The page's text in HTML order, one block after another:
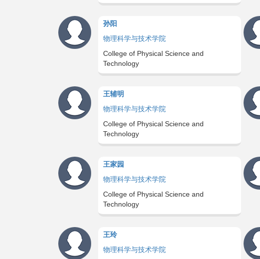
孙阳
物理科学与技术学院
College of Physical Science and
Technology
王辅明
物理科学与技术学院
College of Physical Science and
Technology
王家园
物理科学与技术学院
College of Physical Science and
Technology
王玲
物理科学与技术学院